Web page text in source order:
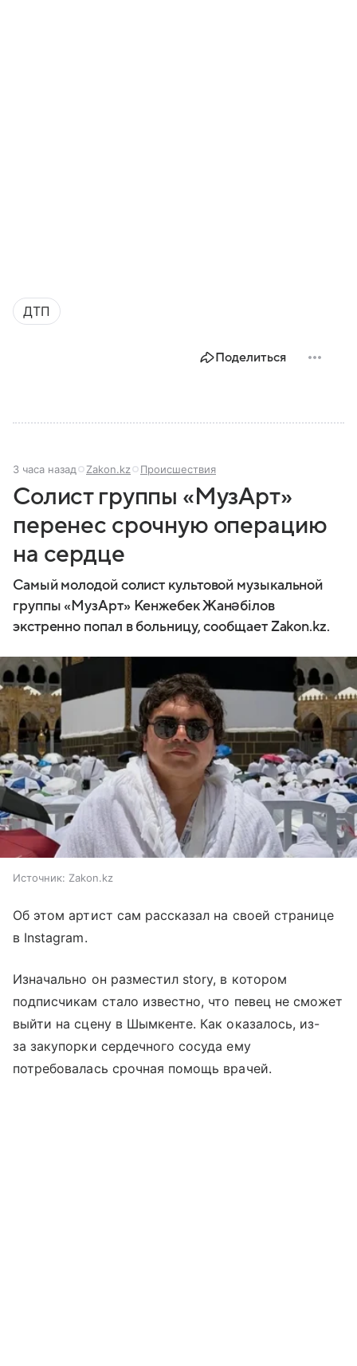
ДТП
Поделиться
3 часа назад Zakon.kz Происшествия
Солист группы «МузАрт»
перенес срочную операцию
на сердце
Самый молодой солист культовой музыкальной
группы «МузАрт» Кенжебек Жанәбілов
экстренно попал в больницу, сообщает Zakon.kz.
Источник: Zakon.kz
Об этом артист сам рассказал на своей странице
в Instagram.
Изначально он разместил story, в котором
подписчикам стало известно, что певец не сможет
выйти на сцену в Шымкенте. Как оказалось, из-
за закупорки сердечного сосуда ему
потребовалась срочная помощь врачей.